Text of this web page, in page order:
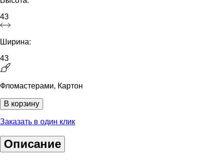
43
Ширина:
43
Фломастерами, Картон
В корзину
Заказать в один клик
Описание